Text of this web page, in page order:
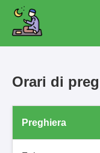
Orari di
Preghiera